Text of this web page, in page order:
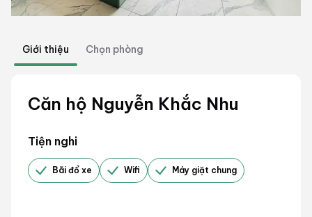
Giới thiệu Chọn phòng
Căn hộ Nguyễn Khắc Nhu
Tiện nghi
Bãi đổ xe Wifi Máy giặt chung